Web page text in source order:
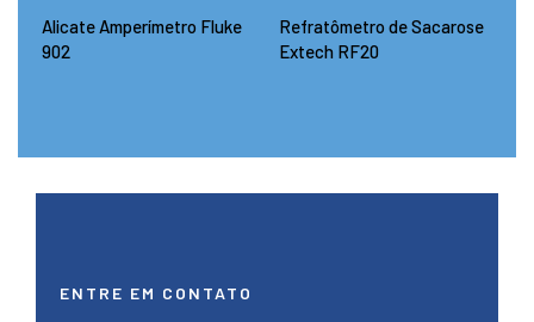
Alicate Amperímetro Fluke
902
Refratômetro de Sacarose
Extech RF20
ENTRE EM CONTATO